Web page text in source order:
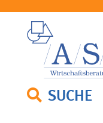
SUCHE